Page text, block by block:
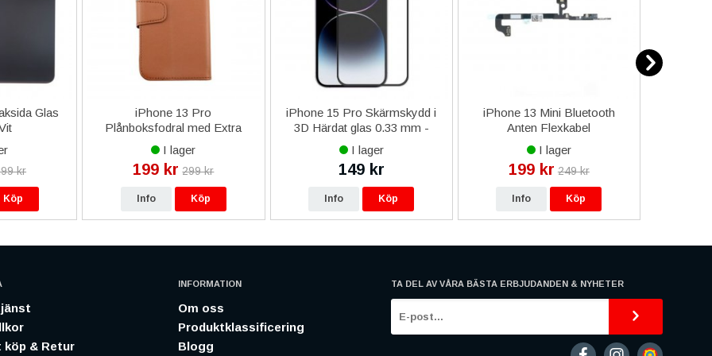
Glas
kr
Köp
iPhone 13 Pro
Plånboksfodral med Extra
Kortfack - Guldbrun
I lager
199 kr 299 kr
Info Köp
iPhone 15 Pro Skärmskydd i
3D Härdat glas 0.33 mm -
Svart
I lager
149 kr
Info Köp
iPhone 13 Mini Bluetooth
Anten Flexkabel
I lager
199 kr 249 kr
Info Köp
köp & Retur
INFORMATION
Om oss
Produktklassificering
Blogg
TA DEL AV VÅRA BÄSTA ERBJUDANDEN & NYHETER